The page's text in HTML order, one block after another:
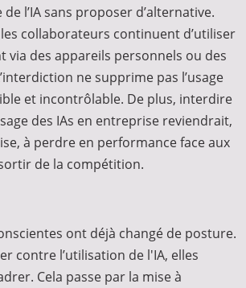
de l’IA sans proposer d’alternative.
collaborateurs continuent d’utiliser
via des appareils personnels ou des
ne supprime pas l’usage
et incontrôlable. De plus, interdire
des IAs en entreprise reviendrait,
à perdre en performance face aux
de la compétition.
ont déjà changé de posture.
contre l’utilisation de l'IA, elles
Cela passe par la mise à